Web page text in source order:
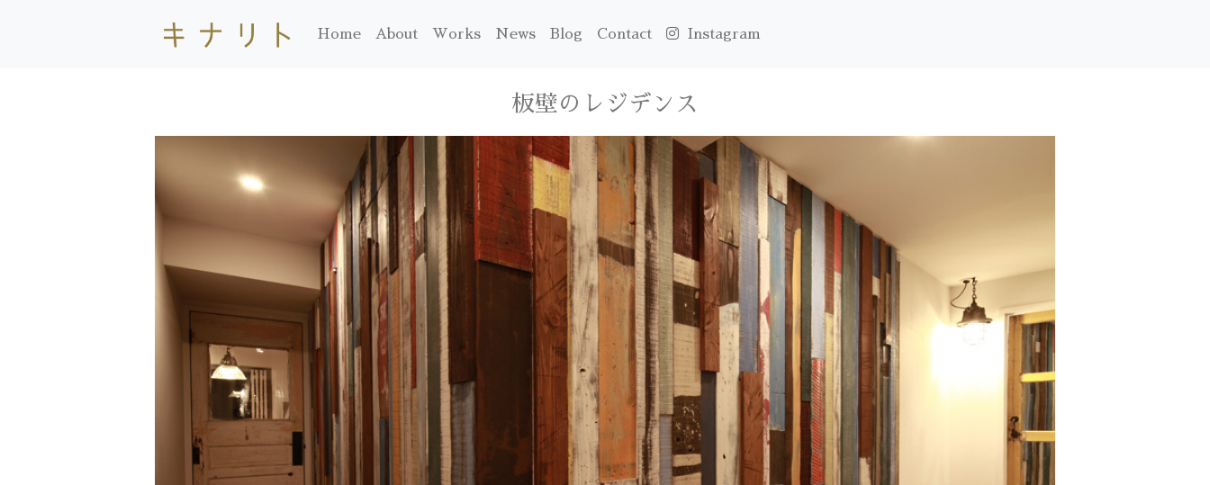
Home About Works News Blog Contact Instagram
板壁のレジデンス